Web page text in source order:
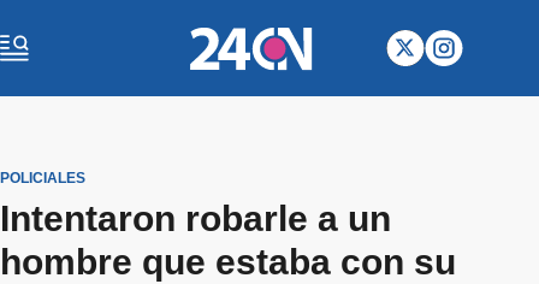
POLICIALES
Intentaron robarle a un
hombre que estaba con su